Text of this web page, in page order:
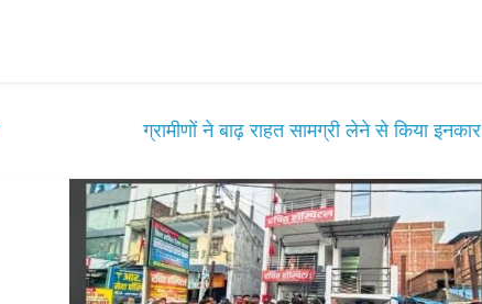
ग्रामीणों ने बाढ़ राहत सामग्री लेने से किया इनकार